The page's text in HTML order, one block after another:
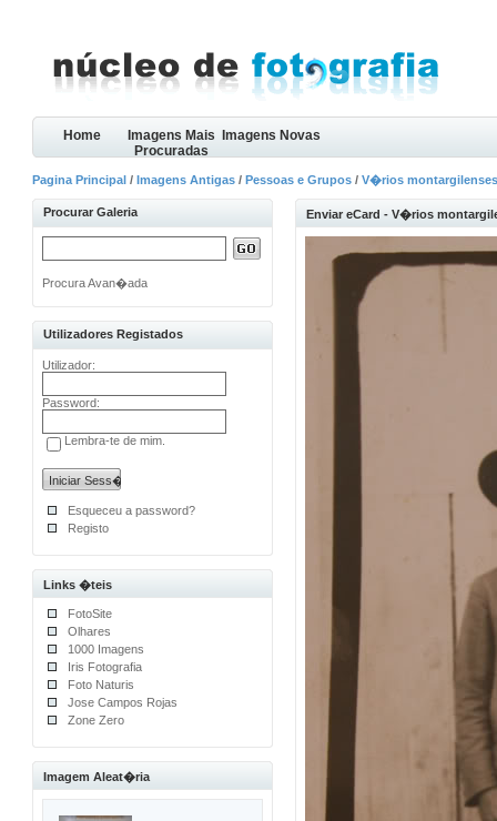
Home
Imagens Mais
Procuradas
Imagens Novas
Pagina Principal /Imagens Antigas /Pessoas e Grupos /V�rios
Procurar Galeria
Procura Avan�ada
Utilizadores Registados
Utilizador:
Password:
Lembra-te de mim.
Esqueceu a password?
Registo
Links �teis
FotoSite
Olhares
1000 Imagens
Iris Fotografia
Foto Naturis
Jose Campos Rojas
Zone Zero
Imagem Aleat�ria
Enviar eCard - V�rios